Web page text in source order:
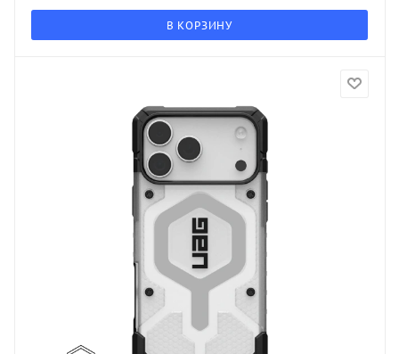
В КОРЗИНУ